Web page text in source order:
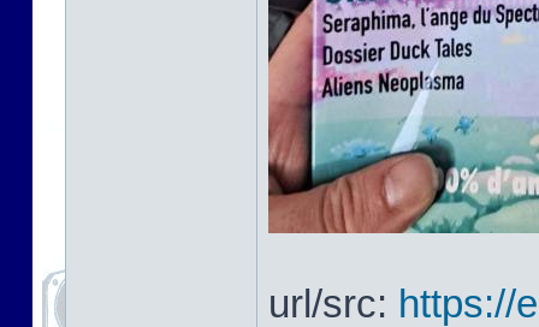
url/src: https://